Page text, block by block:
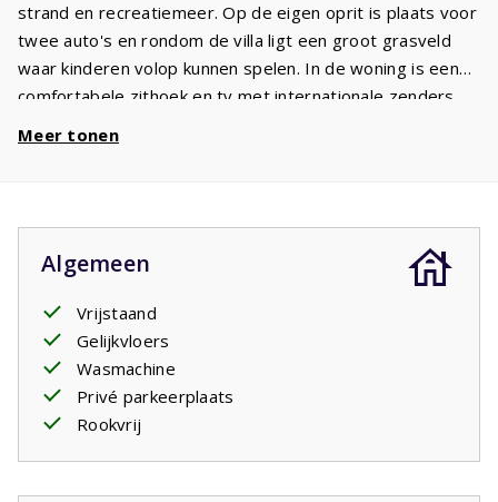
strand en recreatiemeer. Op de eigen oprit is plaats voor
twee auto's en rondom de villa ligt een groot grasveld
waar kinderen volop kunnen spelen. In de woning is een
comfortabele zithoek en tv met internationale zenders.
De villa beschikt over drie ruime slaapkamers met
voldoende kastruimte. De masterbedroom heeft een
badkamer ensuite met wastafel, inloopdouche en toilet.
De tweede slaapkamer heeft twee bedden en de derde
slaapkamer is ingericht met twee stapelbedden. De
gasten van deze slaapkamers maken gebruik van de
tweede badkamer met wastafel en inloopdouche en een
apart toilet. In het vakantiehuis is ook een wasmachine.
Op het overdekte terras met tuinmeubilair kunt u met
Meer tonen
Algemeen
Vrijstaand
Gelijkvloers
Wasmachine
Privé parkeerplaats
Rookvrij